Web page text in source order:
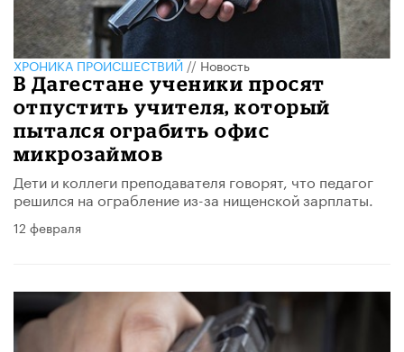
ХРОНИКА ПРОИСШЕСТВИЙ//Новость
В Дагестане ученики просят
отпустить учителя, который
пытался ограбить офис
микрозаймов
Дети и коллеги преподавателя говорят, что педагог
решился на ограбление из-за нищенской зарплаты.
12 февраля